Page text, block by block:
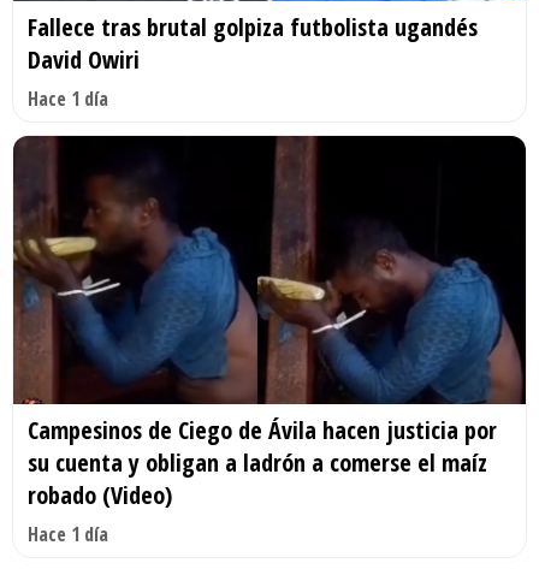
Fallece tras brutal golpiza futbolista ugandés
David Owiri
Hace 1 día
Campesinos de Ciego de Ávila hacen justicia por
su cuenta y obligan a ladrón a comerse el maíz
robado (Video)
Hace 1 día